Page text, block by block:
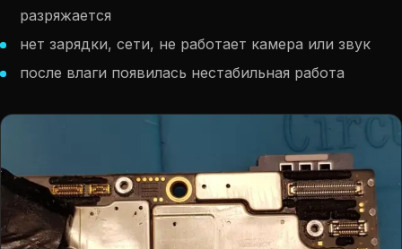
разряжается
нет зарядки, сети, не работает камера или звук
после влаги появилась нестабильная работа